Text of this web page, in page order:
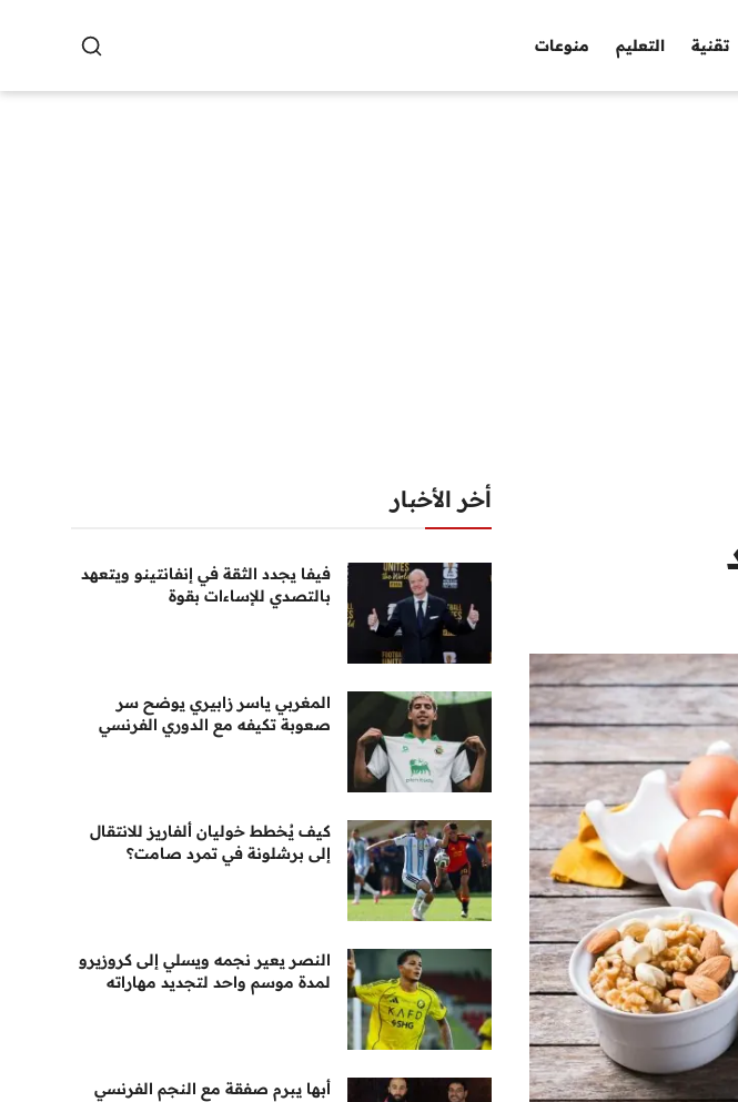
تقنية التعليم منوعات
أخر الأخبار
فيفا يجدد الثقة في إنفانتينو ويتعهد
بالتصدي للإساءات بقوة
المغربي ياسر زابيري يوضح سر
صعوبة تكيفه مع الدوري الفرنسي
كيف يُخطط خوليان ألفاريز للانتقال
إلى برشلونة في تمرد صامت؟
النصر يعير نجمه ويسلي إلى كروزيرو
لمدة موسم واحد لتجديد مهاراته
أبها يبرم صفقة مع النجم الفرنسي